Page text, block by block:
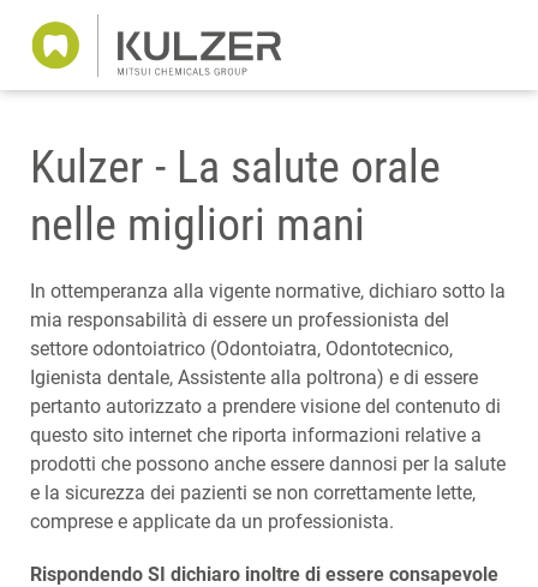
Kulzer - La salute orale
nelle migliori mani
In ottemperanza alla vigente normative, dichiaro sotto la
mia responsabilità di essere un professionista del
settore odontoiatrico (Odontoiatra, Odontotecnico,
Igienista dentale, Assistente alla poltrona) e di essere
pertanto autorizzato a prendere visione del contenuto di
questo sito internet che riporta informazioni relative a
prodotti che possono anche essere dannosi per la salute
e la sicurezza dei pazienti se non correttamente lette,
comprese e applicate da un professionista.
Rispondendo SI dichiaro inoltre di essere consapevole